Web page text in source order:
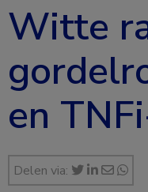
Witte
en
Delen via: